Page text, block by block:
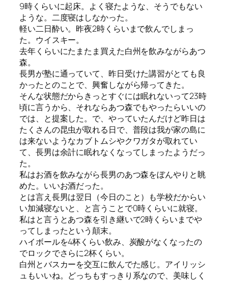
9時くらいに起床。よく寝たような、そうでもない
ような。二度寝はしなかった。
軽い二日酔い。昨夜2時くらいまで飲んでしまっ
た。ウイスキー。
去年くらいにたまたま買えた白州を飲みながらあつ
森。
長男が塾に通っていて、昨日受けた講習がとても良
かったとのことで、興奮しながら帰ってきた。
そんな状態だからきっとすぐには眠れないって23時
頃に言うから、それならあつ森でもやったらいいの
では、と提案した。で、やっていたんだけど昨日は
たくさんの昆虫が取れる日で、普段は我が家の島に
は来ないようなカブトムシやクワガタが取れてい
て、長男は余計に眠れなくなってしまったようだっ
た。
私はお酒を飲みながら長男のあつ森をぼんやりと眺
めた。いいお酒だった。
とは言え長男は翌日（今日のこと）も学校だからい
い加減寝ないと、と言うことで0時くらいに就寝。
私はと言うとあつ森を引き継いで2時くらいまでや
ってしまったという顛末。
ハイボールを4杯くらい飲み、炭酸がなくなったの
でロックでさらに2杯くらい。
白州とバスカーを交互に飲んでた感じ。アイリッシ
ュもいいね。どっちもすっきり系なので、美味しく